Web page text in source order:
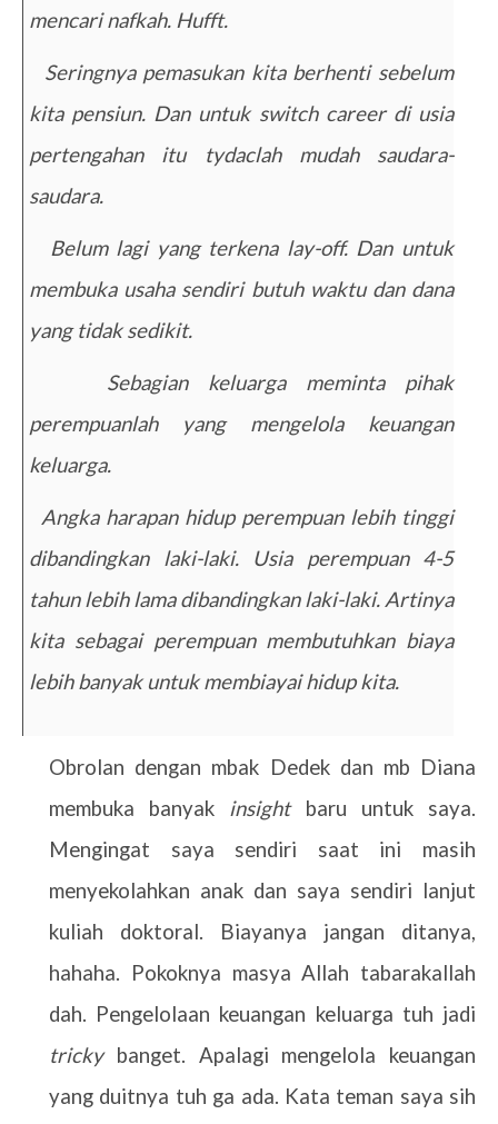
mencari nafkah. Hufft.
Seringnya pemasukan kita berhenti sebelum
kita pensiun. Dan untuk switch career di usia
pertengahan itu tydaclah mudah saudara-
saudara.
Belum lagi yang terkena lay-off. Dan untuk
membuka usaha sendiri butuh waktu dan dana
yang tidak sedikit.
Sebagian keluarga meminta pihak
perempuanlah yang mengelola keuangan
keluarga.
Angka harapan hidup perempuan lebih tinggi
dibandingkan laki-laki. Usia perempuan 4-5
tahun lebih lama dibandingkan laki-laki. Artinya
kita sebagai perempuan membutuhkan biaya
lebih banyak untuk membiayai hidup kita.
Obrolan dengan mbak Dedek dan mb Diana
membuka banyak insightbaru untuk saya.
Mengingat saya sendiri saat ini masih
menyekolahkan anak dan saya sendiri lanjut
kuliah doktoral. Biayanya jangan ditanya,
hahaha. Pokoknya masya Allah tabarakallah
dah. Pengelolaan keuangan keluarga tuh jadi
tricky banget. Apalagi mengelola keuangan
yang duitnya tuh ga ada. Kata teman saya sih